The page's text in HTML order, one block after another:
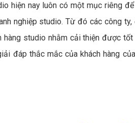
hiện nay luôn có một mục riêng
nghiệp studio. Từ đó các công
hàng studio nhằm cải thiện được
đáp thắc mắc của khách hàng